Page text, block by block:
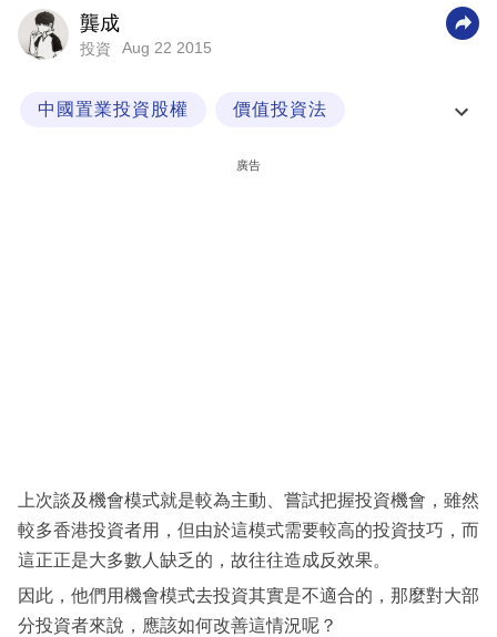
業
技
閱
專
區
龔成
投資 Aug 22 2015
中國置業投資股權 價值投資法
廣告
上次談及機會模式就是較為主動、嘗試把握投資機會，雖然
較多香港投資者用，但由於這模式需要較高的投資技巧，而
這正正是大多數人缺乏的，故往往造成反效果。
因此，他們用機會模式去投資其實是不適合的，那麼對大部
分投資者來說，應該如何改善這情況呢？